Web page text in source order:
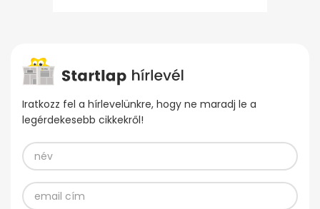
Iratkozz fel a hírlevelünkre, hogy ne maradj le a
legérdekesebb cikkekről!